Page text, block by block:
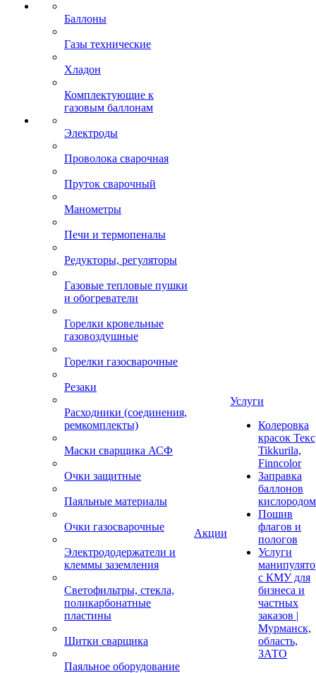
Баллоны
Газы технические
Хладон
Комплектующие к
газовым баллонам
Электроды
Проволока сварочная
Пруток сварочный
Манометры
Печи и термопеналы
Редукторы, регуляторы
Газовые тепловые пушки
и обогреватели
Горелки кровельные
газовоздушные
Горелки газосварочные
Резаки
Расходники (соединения,
ремкомплекты)
Маски сварщика АСФ
Очки защитные
Паяльные материалы
Очки газосварочные
Электрододержатели и
клеммы заземления
Светофильтры, стекла,
поликарбонатные
пластины
Щитки сварщика
Паяльное оборудование
Акции
Услуги
Колеровка
красок
Tikkurila,
Finncolor
Заправка
баллонов
кислородом
Пошив
флагов и
пологов
Услуги
с КМУ для
бизнеса и
частных
заказов |
Мурманск,
область,
ЗАТО